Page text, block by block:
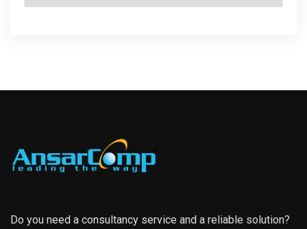
Do you need a consultancy service and a reliable solution?